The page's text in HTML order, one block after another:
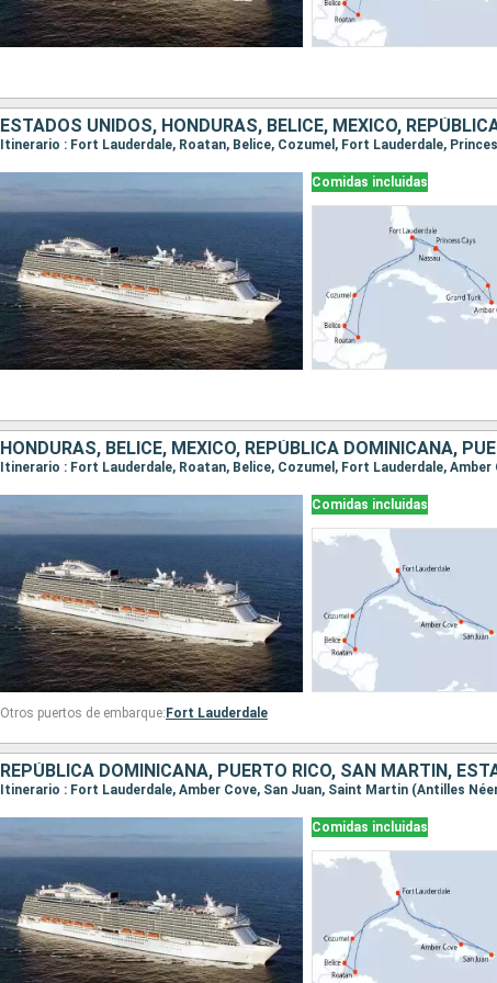
ESTADOS UNIDOS, HONDURAS, BELICE, MÉXICO,
Comidas incluidas
Comidas incluidas
Otros puertos de embarque: Fort Lauderdale
Comidas incluidas